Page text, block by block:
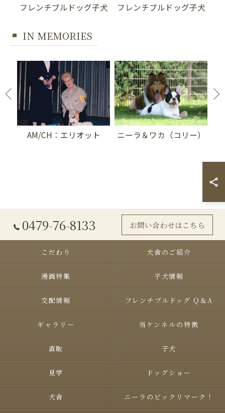
フレンチブルドッグ子犬 フレンチブルドッグ子犬
IN MEMORIES
AM/CH：エリオット ニーラ＆ワカ（コリー）
0479-76-8133 お問い合わせはこちら
こだわり 犬舎のご紹介
漫画特集 子犬情報
交配情報 フレンチブルドッグ Q＆A
ギャラリー 当ケンネルの特徴
直販 子犬
見学 ドッグショー
犬舎 ニーラのビックリマーク！